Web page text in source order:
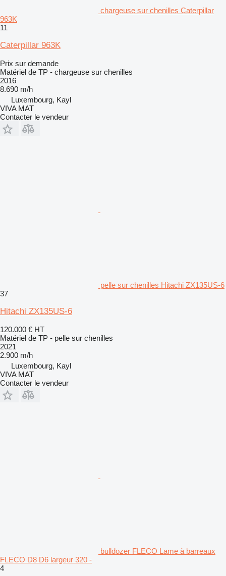
chargeuse sur chenilles Caterpillar
963K
11
Caterpillar 963K
Prix sur demande
Matériel de TP - chargeuse sur chenilles
2016
8.690 m/h
Luxembourg, Kayl
VIVA MAT
Contacter le vendeur
pelle sur chenilles Hitachi ZX135US-6
37
Hitachi ZX135US-6
120.000 € HT
Matériel de TP - pelle sur chenilles
2021
2.900 m/h
Luxembourg, Kayl
VIVA MAT
Contacter le vendeur
bulldozer FLECO Lame à barreaux
FLECO D8 D6 largeur 320 -
4